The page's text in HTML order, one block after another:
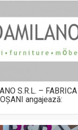
S.R.L. – FABRICA
angajează: